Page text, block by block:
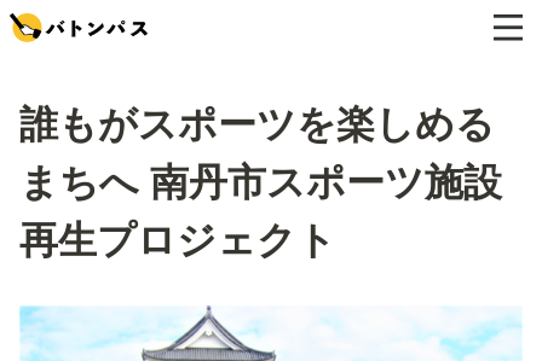
誰もがスポーツを楽しめる
まちへ 南丹市スポーツ施設
再生プロジェクト